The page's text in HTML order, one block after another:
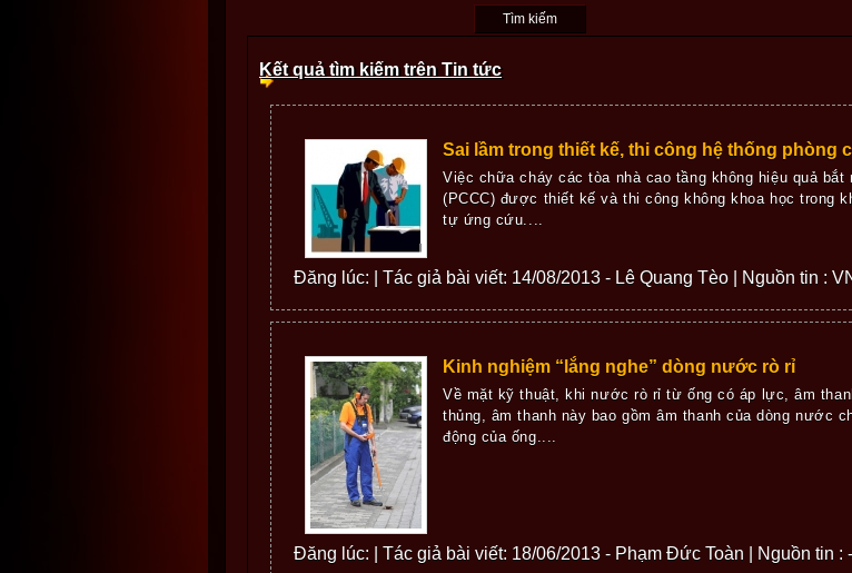
Kết quả tìm kiếm trên Tin tức
Sai lầm trong thiết kế, thi công hệ thống phòng
Việc chữa cháy các tòa nhà cao tầng không hiệu quả
(PCCC) được thiết kế và thi công không khoa học trong
tự ứng cứu....
Đăng lúc: | Tác giả bài viết: 14/08/2013 - Lê Quang Tèo | Nguồn tin :
Kinh nghiệm “lắng nghe” dòng nước rò rỉ
Về mặt kỹ thuật, khi nước rò rỉ từ ống có áp lực, âm
thủng, âm thanh này bao gồm âm thanh của dòng nước
động của ống....
Đăng lúc: | Tác giả bài viết: 18/06/2013 - Phạm Đức Toàn | Nguồn tin :